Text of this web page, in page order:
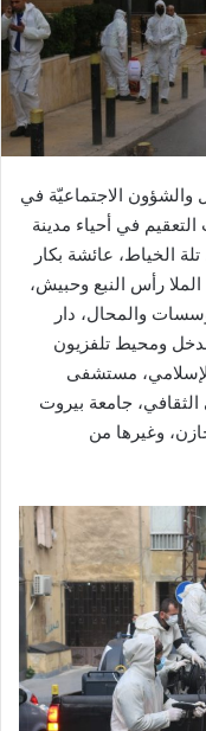
والشؤون الاجتماعيّة في
في أحياء مدينة
الخياط، عائشة بكار
رأس النبع وحبيش،
والمحال، دار
ومحيط تلفزيون
مستشفى
الثقافي، جامعة بيروت
وغيرها من